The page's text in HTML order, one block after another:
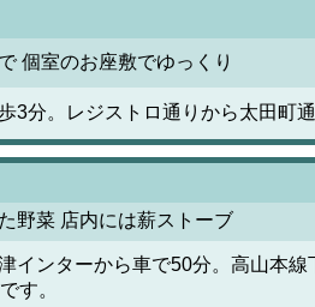
個室のお座敷でゆっくり
3分。レジストロ通りから太田町
野菜 店内には薪ストーブ
インターから車で50分。高山本
す。